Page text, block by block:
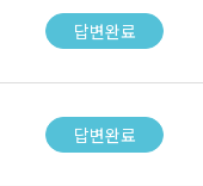
답변완료
답변완료